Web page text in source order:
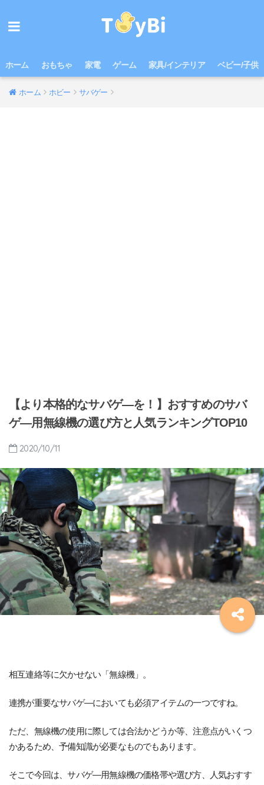
ホーム おもちゃ 家電 ゲーム 家具/インテリア ベビー/子供
ホーム ホビー サバゲー
【より本格的なサバゲ―を！】おすすめのサバ
ゲ―用無線機の選び方と人気ランキングTOP10
2020/10/11
相互連絡等に欠かせない「無線機」。
連携が重要なサバゲ―においても必須アイテムの一つですね。
ただ、無線機の使用に際しては合法かどうか等、注意点がいくつ
かあるため、予備知識が必要なものでもあります。
そこで今回は、サバゲ―用無線機の価格帯や選び方、人気おすす